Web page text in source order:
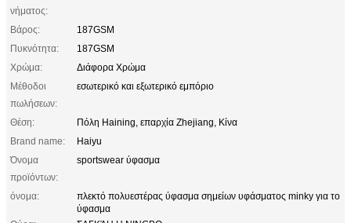
νήματος:
Βάρος:
187GSM
Πυκνότητα:
187GSM
Χρώμα:
Διάφορα Χρώμα
Μέθοδοι
πωλήσεων:
εσωτερικό και εξωτερικό εμπόριο
Θέση:
Πόλη Haining, επαρχία Zhejiang, Κίνα
Brand name:
Haiyu
Όνομα
προϊόντων:
sportswear ύφασμα
όνομα:
πλεκτό πολυεστέρας ύφασμα σημείων υφάσματος minky για το
ύφασμα